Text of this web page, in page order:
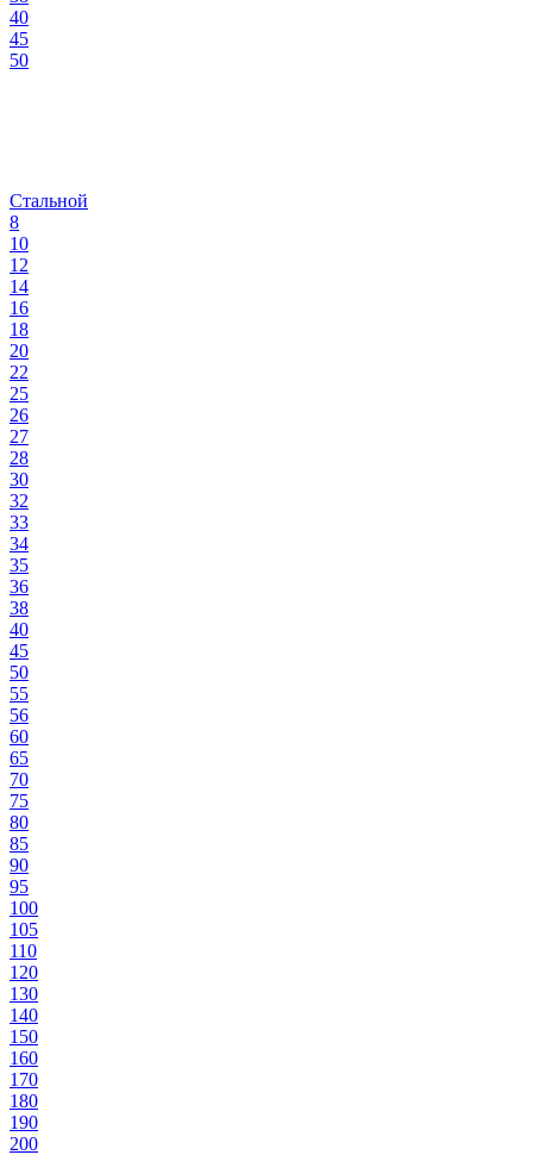
40
45
50
Стальной
8
10
12
14
16
18
20
22
25
26
27
28
30
32
33
34
35
36
38
40
45
50
55
56
60
65
70
75
80
85
90
95
100
105
110
120
130
140
150
160
170
180
190
200